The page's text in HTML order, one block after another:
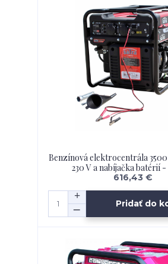
Benzínová elektrocentrála
230 V a nabíjačka batérií -
616,43 €
Pridať do